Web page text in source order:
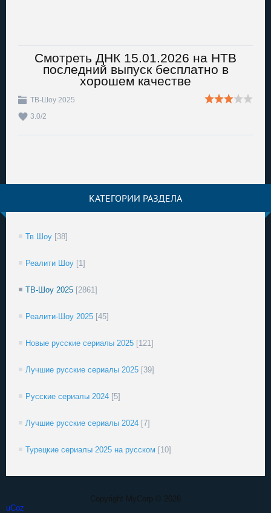
Смотреть ДНК 15.01.2026 на НТВ
последний выпуск бесплатно в
хорошем качестве
ТВ-Шоу 2025
3.0/2
КАТЕГОРИИ РАЗДЕЛА
Тв Шоу [38]
Реалити Шоу [1]
ТВ-Шоу 2025 [2861]
Реалити-Шоу 2025 [45]
Новые русские сериалы 2025 [121]
Лучшие русские сериалы 2025 [39]
Русские сериалы 2024 [5]
Лучшие русские сериалы 2024 [7]
Турецкие сериалы 2025 на русском [10]
Copyright MyCorp © 2026
uCoz